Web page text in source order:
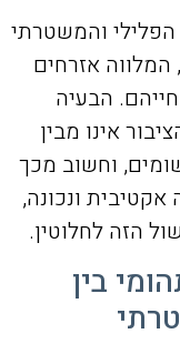
והמשטרתי
אזרחים
הבעיה
אינו מבין
וחשוב מכך
ונכונה,
הזה לחלוטין.
בין